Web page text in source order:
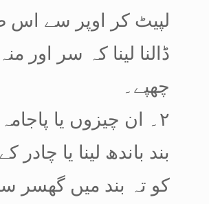
لپیٹ کر اوپر سے اس
ڈالنا لینا کہ سر اور
چھپے۔
۲۔ ان چیزوں یا
بند باندھ لینا یا چادر
کو تہ بند میں گھسر